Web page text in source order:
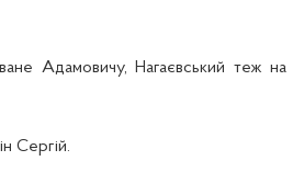
Іване Адамовичу, Нагаєвський теж на
Сергій.